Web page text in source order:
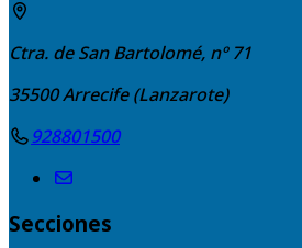
Ctra. de San Bartolomé, nº 71
35500Arrecife (Lanzarote)
928801500
Secciones